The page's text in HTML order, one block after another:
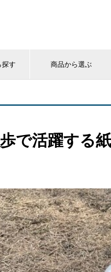
す 商品から選ぶ
で活躍する紙